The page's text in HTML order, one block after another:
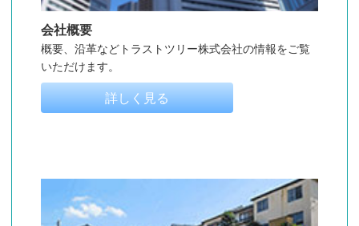
会社概要
概要、沿革などトラストツリー株式会社の情報をご覧
いただけます。
詳しく見る